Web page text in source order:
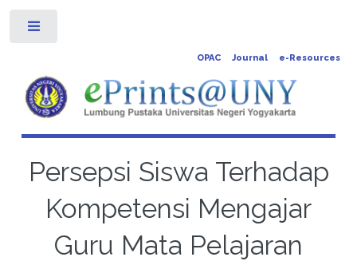
OPAC Journal e-Resources
Persepsi Siswa Terhadap
Kompetensi Mengajar
Guru Mata Pelajaran